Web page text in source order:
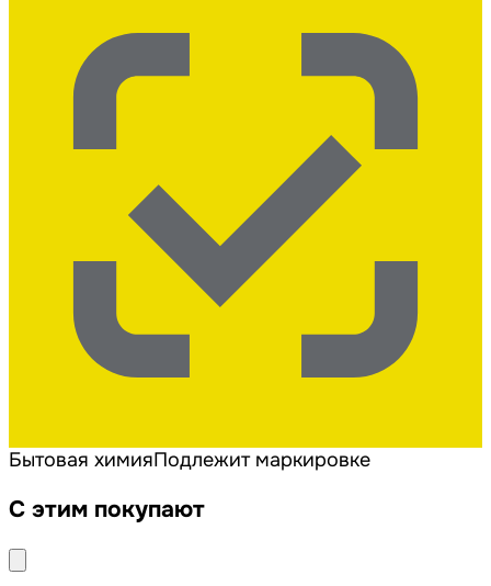
Бытовая химияПодлежит маркировке
С этим покупают